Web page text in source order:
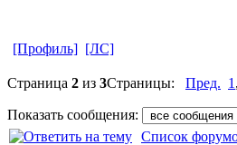
[Профиль] [ЛС]
Страница 2 из 3Страницы: Пред. 1 ,
Показать сообщения:
Список